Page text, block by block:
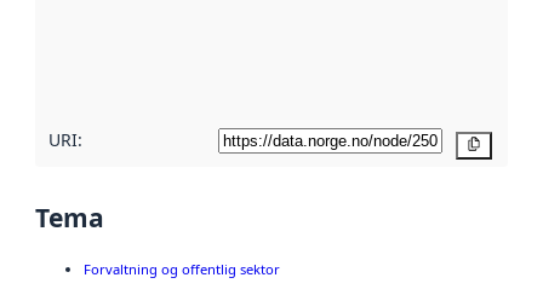
URI:
Tema
Forvaltning og offentlig sektor